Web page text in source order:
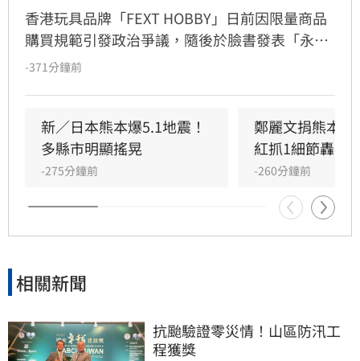
香港玩具品牌「FEXT HOBBY」日前因限量商品
購買規範引發政治爭議，隨後於臉書發表「永遠
支持一個中國原則」聲明企圖滅火，卻反遭香港
紅撻伐將台灣與中國並列。儘管品牌緊急修改銷
售區域並發布效忠聲明，但輿論仍不買單，網友
紛紛質疑其操作邏輯。面對排山倒海的酸言酸
語，品牌最終被迫限制留言權限以止血。此事件
再度凸顯政治敏感議題對品牌經營的巨大風險，
引發各界高度關注。
-371分鐘前
新／日本熊本爆5.1地震！
多縣市明顯搖晃
-275分鐘前
鄭麗文捐熊本
紅抓1細節轟辱
-260分鐘前
相關新聞
抗颱驗證零災情！山區防汛工
程獲獎